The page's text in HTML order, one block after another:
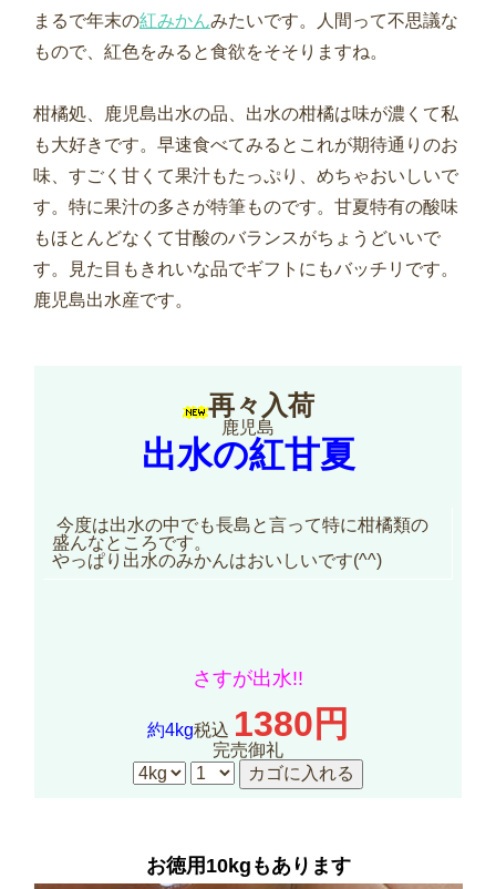
まるで年末の紅みかんみたいです。人間って不思議な
もので、紅色をみると食欲をそそりますね。
柑橘処、鹿児島出水の品、出水の柑橘は味が濃くて私
も大好きです。早速食べてみるとこれが期待通りのお
味、すごく甘くて果汁もたっぷり、めちゃおいしいで
す。特に果汁の多さが特筆ものです。甘夏特有の酸味
もほとんどなくて甘酸のバランスがちょうどいいで
す。見た目もきれいな品でギフトにもバッチリです。
鹿児島出水産です。
再々入荷
鹿児島
出水の紅甘夏
今度は出水の中でも長島と言って特に柑橘類の
盛んなところです。
やっぱり出水のみかんはおいしいです(^^)
さすが出水!!
約4kg税込 1380円
完売御礼
お徳用10kgもあります